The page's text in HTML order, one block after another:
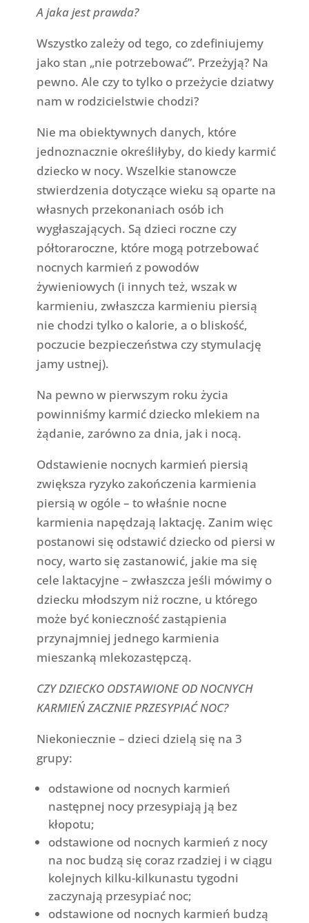
A jaka jest prawda?
Wszystko zależy od tego, co zdefiniujemy
jako stan „nie potrzebować”. Przeżyją? Na
pewno. Ale czy to tylko o przeżycie dziatwy
nam w rodzicielstwie chodzi?
Nie ma obiektywnych danych, które
jednoznacznie określiłyby, do kiedy karmić
dziecko w nocy. Wszelkie stanowcze
stwierdzenia dotyczące wieku są oparte na
własnych przekonaniach osób ich
wygłaszających. Są dzieci roczne czy
półtoraroczne, które mogą potrzebować
nocnych karmień z powodów
żywieniowych (i innych też, wszak w
karmieniu, zwłaszcza karmieniu piersią
nie chodzi tylko o kalorie, a o bliskość,
poczucie bezpieczeństwa czy stymulację
jamy ustnej).
Na pewno w pierwszym roku życia
powinniśmy karmić dziecko mlekiem na
żądanie, zarówno za dnia, jak i nocą.
Odstawienie nocnych karmień piersią
zwiększa ryzyko zakończenia karmienia
piersią w ogóle – to właśnie nocne
karmienia napędzają laktację. Zanim więc
postanowi się odstawić dziecko od piersi w
nocy, warto się zastanowić, jakie ma się
cele laktacyjne – zwłaszcza jeśli mówimy o
dziecku młodszym niż roczne, u którego
może być konieczność zastąpienia
przynajmniej jednego karmienia
mieszanką mlekozastępczą.
CZY DZIECKO ODSTAWIONE OD NOCNYCH
KARMIEŃ ZACZNIE PRZESYPIAĆ NOC?
Niekoniecznie – dzieci dzielą się na 3
grupy:
odstawione od nocnych karmień
następnej nocy przesypiają ją bez
kłopotu;
odstawione od nocnych karmień z nocy
na noc budzą się coraz rzadziej i w ciągu
kolejnych kilku-kilkunastu tygodni
zaczynają przesypiać noc;
odstawione od nocnych karmień budzą